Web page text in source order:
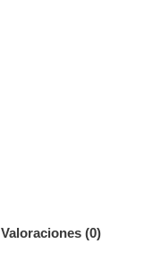
Valoraciones (0)